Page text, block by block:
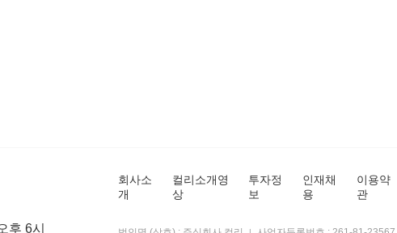
후 6시
회사소
개
컬리소개영
상
투자정
보
인재채
용
이용약
관